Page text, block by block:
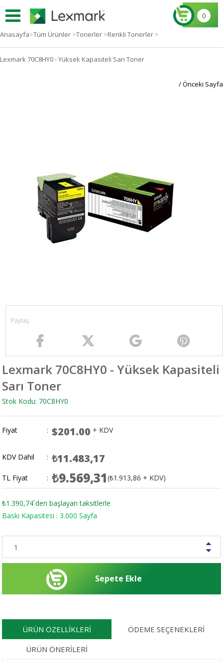
0
Anasayfa>Tüm Ürünler >Tonerler >Renkli Tonerler >
Lexmark 70C8HY0 - Yüksek Kapasiteli Sarı Toner
/ Önceki Sayfa
Lexmark 70C8HY0 - Yüksek Kapasiteli
Sarı Toner
Stok Kodu: 70C8HY0
Fiyat : $201.00 + KDV
KDV Dahil : ₺11.483,17
TL Fiyat : ₺9.569,31(₺1.913,86 + KDV)
₺1.390,74`den başlayan taksitlerle
Baskı Kapasitesi : 3.000 Sayfa
ÜRÜN ÖZELLIKLERI
ÖDEME SEÇENEKLERI
ÜRÜN ÖNERILERI